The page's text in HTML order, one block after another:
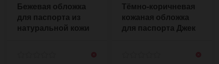
Бежевая обложка
для паспорта из
натуральной кожи
Тёмно-коричневая
кожаная обложка
для паспорта Джек